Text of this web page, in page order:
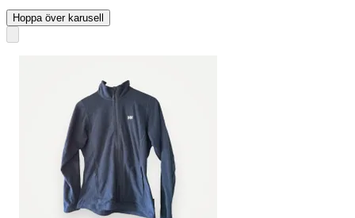
Hoppa över karusell